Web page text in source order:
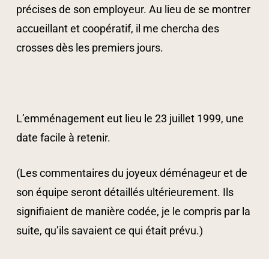
précises de son employeur. Au lieu de se montrer
accueillant et coopératif, il me chercha des
crosses dès les premiers jours.
L’emménagement eut lieu le 23 juillet 1999, une
date facile à retenir.
(Les commentaires du joyeux déménageur et de
son équipe seront détaillés ultérieurement. Ils
signifiaient de manière codée, je le compris par la
suite, qu’ils savaient ce qui était prévu.)